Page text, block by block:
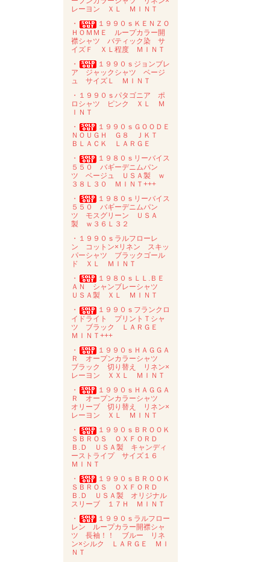
レーヨン ＸＬ ＭＩＮＴ
・
１９９０ｓＫＥＮＺＯ
ＨＯＭＭＥ ループカラー開
襟シャツ バティック染 サ
イズＦ ＸＬ程度 ＭＩＮＴ
・
１９９０ｓジョンブレ
ア ジャックシャツ ベージ
ュ サイズＬ ＭＩＮＴ
・１９９０ｓパタゴニア ポ
ロシャツ ピンク ＸＬ Ｍ
ＩＮＴ
・
１９９０ｓＧＯＯＤＥ
ＮＯＵＧＨ Ｇ８ ＪＫＴ
ＢＬＡＣＫ ＬＡＲＧＥ
・
１９８０ｓリーバイス
５５０ バギーデニムパン
ツ ベージュ ＵＳＡ製 ｗ
３８Ｌ３０ ＭＩＮＴ+++
・
１９８０ｓリーバイス
５５０ バギーデニムパン
ツ モスグリーン ＵＳＡ
製 ｗ３６Ｌ３２
・１９９０ｓラルフローレ
ン コットン×リネン スキッ
パーシャツ ブラックゴール
ド ＸＬ ＭＩＮＴ
・
１９８０ｓＬＬ.ＢＥ
ＡＮ シャンブレーシャツ
ＵＳＡ製 ＸＬ ＭＩＮＴ
・
１９９０ｓフランクロ
イドライト プリントＴシャ
ツ ブラック ＬＡＲＧＥ
ＭＩＮＴ+++
・
１９９０ｓＨＡＧＧＡ
Ｒ オープンカラーシャツ
ブラック 切り替え リネン×
レーヨン ＸＸＬ ＭＩＮＴ
・
１９９０ｓＨＡＧＧＡ
Ｒ オープンカラーシャツ
オリーブ 切り替え リネン×
レーヨン ＸＬ ＭＩＮＴ
・
１９９０ｓＢＲＯＯＫ
ＳＢＲＯＳ ＯＸＦＯＲＤ
Ｂ.Ｄ ＵＳＡ製 キャンディ
ーストライプ サイズ１６
ＭＩＮＴ
・
１９９０ｓＢＲＯＯＫ
ＳＢＲＯＳ ＯＸＦＯＲＤ
Ｂ.Ｄ ＵＳＡ製 オリジナル
スリーブ １７Ｈ ＭＩＮＴ
・
１９９０ｓラルフロー
レン ループカラー開襟シャ
ツ 長袖！！ ブルー リネ
ン×シルク ＬＡＲＧＥ ＭＩ
ＮＴ